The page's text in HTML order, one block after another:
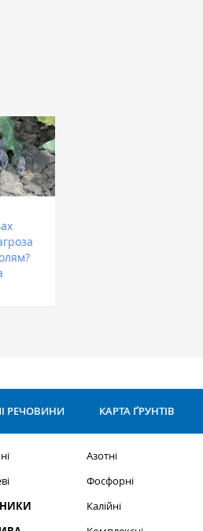
РЕЧОВИНИ КАРТА ҐРУНТІВ
Азотні
Фосфорні
Калійні